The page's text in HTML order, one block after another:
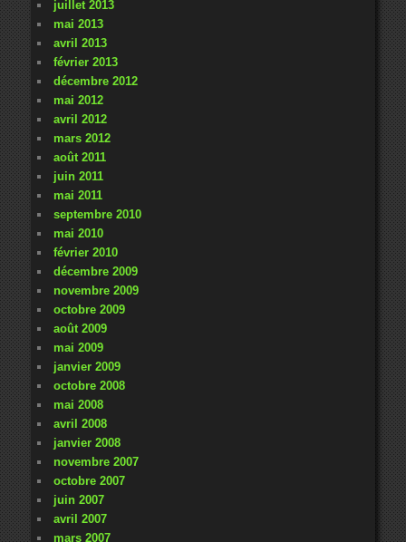
juillet 2013
mai 2013
avril 2013
février 2013
décembre 2012
mai 2012
avril 2012
mars 2012
août 2011
juin 2011
mai 2011
septembre 2010
mai 2010
février 2010
décembre 2009
novembre 2009
octobre 2009
août 2009
mai 2009
janvier 2009
octobre 2008
mai 2008
avril 2008
janvier 2008
novembre 2007
octobre 2007
juin 2007
avril 2007
mars 2007